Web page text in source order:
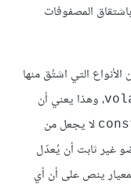
المصفوفات
التي اشتُق منها
، وهذا يعني أن
لا يجعل من
غير ثابت أن يُعدّل
ينص على أن أي